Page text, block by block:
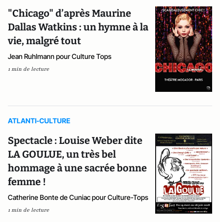
"Chicago" d’après Maurine
Dallas Watkins : un hymne à la
vie, malgré tout
Jean Ruhlmann pour Culture Tops
1 min de lecture
ATLANTI-CULTURE
Spectacle : Louise Weber dite
LA GOULUE, un très bel
hommage à une sacrée bonne
femme !
Catherine Bonte de Cuniac pour Culture-Tops
1 min de lecture